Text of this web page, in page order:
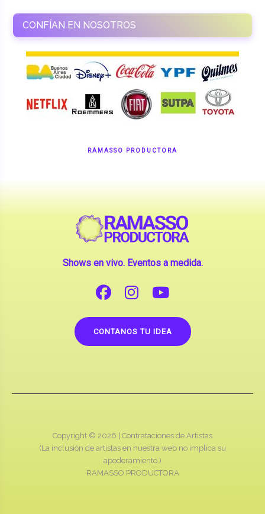
CONFÍAN EN NOSOTROS
RAMASSO PRODUCTORA
Shows en vivo. Eventos a medida.
CONTANOS TU IDEA
Copyright © 2026 | Contrataciones de Artistas
(La inclusión de artistas en nuestra web no implica su
apoderamiento.)
RAMASSO PRODUCTORA